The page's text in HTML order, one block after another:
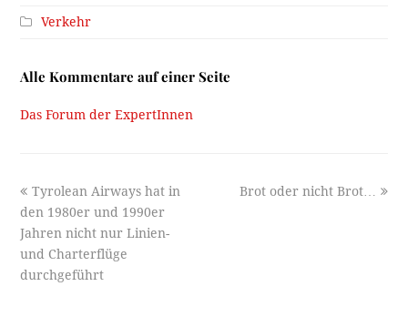
Verkehr
Alle Kommentare auf einer Seite
Das Forum der ExpertInnen
previous
post:
Tyrolean Airways hat in
den 1980er und 1990er
Jahren nicht nur Linien-
und Charterflüge
durchgeführt
next
Brot oder nicht Brot…